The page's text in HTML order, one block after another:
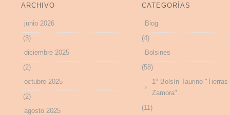
ARCHIVO
junio 2026
(3)
diciembre 2025
(2)
octubre 2025
(2)
agosto 2025
CATEGORÍAS
Blog
(4)
Bolsines
(58)
1º Bolsín Taurino "Tierras
Zamora"
(11)